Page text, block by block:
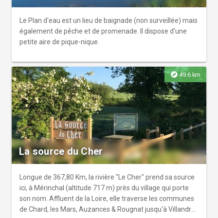
Le Plan d'eau est un lieu de baignade (non surveillée) mais
également de pêche et de promenade. Il dispose d'une
petite aire de pique-nique.
explore 49.6 km
La source du Cher
Longue de 367,80 Km, la rivière "Le Cher" prend sa source
ici, à Mérinchal (altitude 717 m) près du village qui porte
son nom. Affluent de la Loire, elle traverse les communes
de Chard, les Mars, Auzances & Rougnat jusqu'à Villandry